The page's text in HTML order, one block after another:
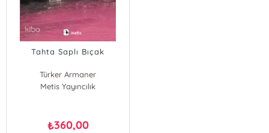
Tahta Saplı Bıçak
Türker Armaner
Metis Yayıncılık
₺360,00